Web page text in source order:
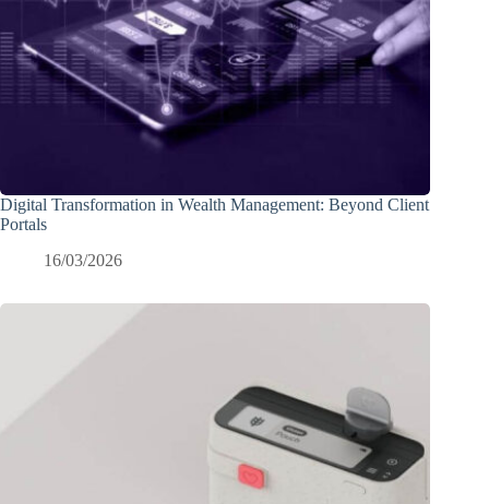
Digital Transformation in Wealth Management: Beyond Client
Portals
16/03/2026